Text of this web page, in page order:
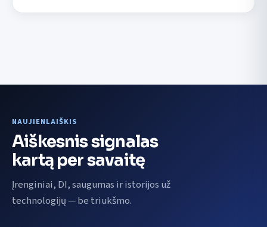
NAUJIENLAIŠKIS
Aiškesnis signalas
kartą per savaitę
Įrenginiai, DI, saugumas ir istorijos už
technologijų — be triukšmo.